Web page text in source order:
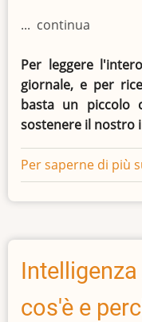
... continua
Per leggere
giornale, e per
basta un piccolo
sostenere il nostro
Per saperne di più
cos'è e